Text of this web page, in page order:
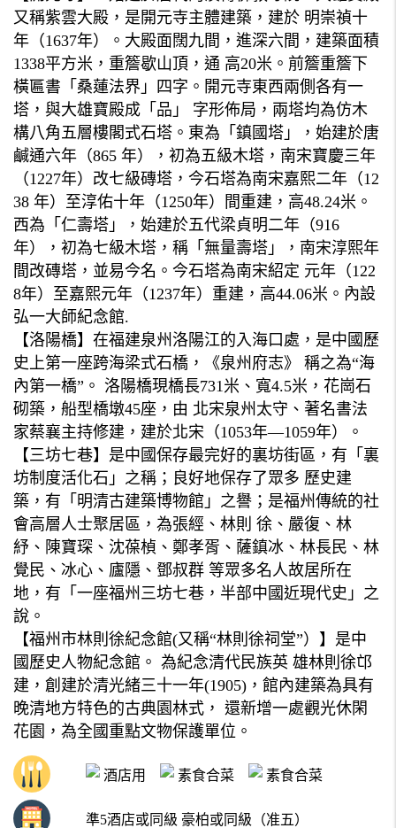
又稱紫雲大殿，是開元寺主體建築，建於 明崇禎十
年（1637年）。大殿面闊九間，進深六間，建築面積
1338平方米，重簷歇山頂，通 高20米。前簷重簷下
橫匾書「桑蓮法界」四字。開元寺東西兩側各有一
塔，與大雄寶殿成「品」 字形佈局，兩塔均為仿木
構八角五層樓閣式石塔。東為「鎮國塔」，始建於唐
鹹通六年（865 年），初為五級木塔，南宋寶慶三年
（1227年）改七級磚塔，今石塔為南宋嘉熙二年（12
38 年）至淳佑十年（1250年）間重建，高48.24米。
西為「仁壽塔」，始建於五代梁貞明二年（916
年），初為七級木塔，稱「無量壽塔」，南宋淳熙年
間改磚塔，並易今名。今石塔為南宋紹定 元年（122
8年）至嘉熙元年（1237年）重建，高44.06米。內設
弘一大師紀念館.
【洛陽橋】在福建泉州洛陽江的入海口處，是中國歷
史上第一座跨海梁式石橋，《泉州府志》 稱之為“海
內第一橋”。 洛陽橋現橋長731米、寬4.5米，花崗石
砌築，船型橋墩45座，由 北宋泉州太守、著名書法
家蔡襄主持修建，建於北宋（1053年—1059年）。
【三坊七巷】是中國保存最完好的裏坊街區，有「裏
坊制度活化石」之稱；良好地保存了眾多 歷史建
築，有「明清古建築博物館」之譽；是福州傳統的社
會高層人士聚居區，為張經、林則 徐、嚴復、林
紓、陳寶琛、沈葆楨、鄭孝胥、薩鎮冰、林長民、林
覺民、冰心、廬隱、鄧叔群 等眾多名人故居所在
地，有「一座福州三坊七巷，半部中國近現代史」之
說。
【福州市林則徐紀念館(又稱“林則徐祠堂”）】是中
國歷史人物紀念館。 為紀念清代民族英 雄林則徐邙
建，創建於清光緒三十一年(1905)，館內建築為具有
晚清地方特色的古典園林式， 還新增一處觀光休閑
花園，為全國重點文物保護單位。
酒店用 素食合菜 素食合菜
準5酒店或同級 豪柏或同級（准五）